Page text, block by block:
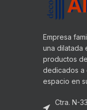
Empresa
una dilatada
productos
dedicados a
espacio en
Ctra. N-